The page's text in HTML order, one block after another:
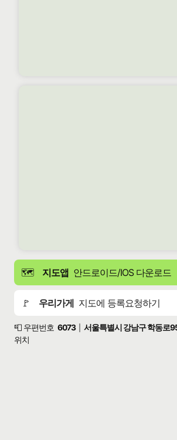
🗺️ 지도앱 안드로이드/IOS 다운로드
🚩 우리가게 지도에 등록요청하기
📮 우편번호 6073 서울특별시 강남구 학동로
위치